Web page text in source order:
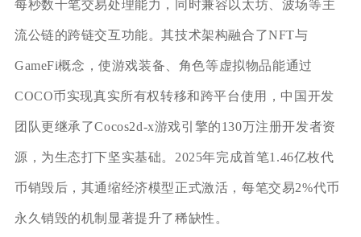
每秒数千笔交易处理能力，同时兼容以太坊、波场等主
流公链的跨链交互功能。其技术架构融合了NFT与
GameFi概念，使游戏装备、角色等虚拟物品能通过
COCO币实现真实所有权转移和跨平台使用，中国开发
团队更继承了Cocos2d-x游戏引擎的130万注册开发者资
源，为生态打下坚实基础。2025年完成首笔1.46亿枚代
币销毁后，其通缩经济模型正式激活，每笔交易2%代币
永久销毁的机制显著提升了稀缺性。